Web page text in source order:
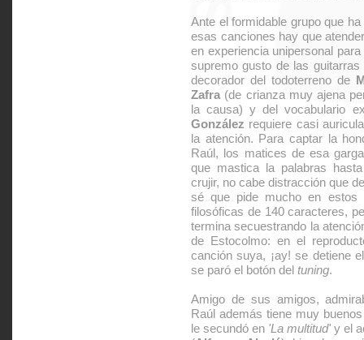
Ante el formidable grupo que
esas canciones hay que
en experiencia unipersonal
supremo gusto de las
decorador del todoterreno de
Zafra (de crianza muy ajena
la causa) y del vocabulario
González requiere casi
la atención. Para captar la
Raúl, los matices de esa
que mastica la palabras
crujir, no cabe distracción que
sé que pide mucho en estos
filosóficas de 140 caracteres,
termina secuestrando la
de Estocolmo: en el
canción suya, ¡ay! se detiene
se paró el botón del tuning.
Amigo de sus amigos,
Raúl además tiene muy
le secundó en 'La multitud' y el